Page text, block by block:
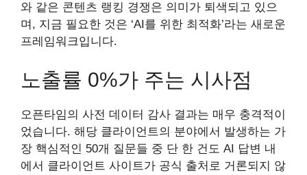
와 같은 콘텐츠 랭킹 경쟁은 의미가 퇴색되고 있으
며, 지금 필요한 것은 ‘AI를 위한 최적화’라는 새로운
프레임워크입니다.
노출률 0%가 주는 시사점
오픈타임의 사전 데이터 감사 결과는 매우 충격적이
었습니다. 해당 클라이언트의 분야에서 발생하는 가
장 핵심적인 50개 질문들 중 단 한 건도 AI 답변 내
에서 클라이언트 사이트가 공식 출처로 거론되지 않